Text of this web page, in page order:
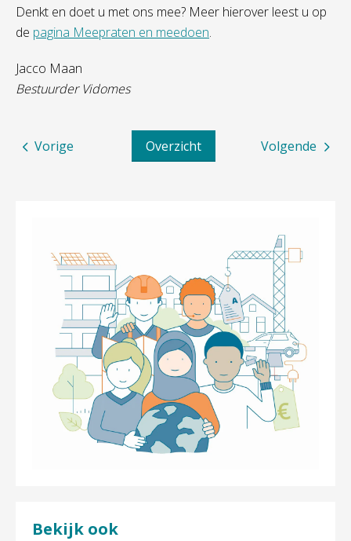
Denkt en doet u met ons mee? Meer hierover leest u op
de pagina Meepraten en meedoen.
Jacco Maan
Bestuurder Vidomes
Volgende
Overzicht
Vorige
Bekijk ook